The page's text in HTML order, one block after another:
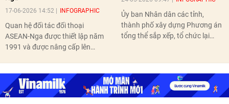
17-06-2026 14:52 INFOGRAPHIC
Quan hệ đối tác đối thoại
ASEAN-Nga được thiết lập năm
1991 và được nâng cấp lên
nghị Cấp cao vào các năm 2005,
2010, 2016, 2018, 2021.
Ủy ban Nhân dân các tỉnh,
thành phố xây dựng Phương án
tổng thể sắp xếp, tổ chức lại